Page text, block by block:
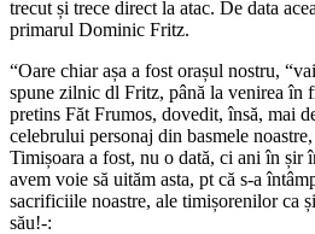
trecut și trece direct la atac. De data
primarul Dominic Fritz.
“Oare chiar așa a fost orașul nostru,
spune zilnic dl Fritz, până la venirea în
pretins Făt Frumos, dovedit, însă, mai
celebrului personaj din basmele
Timișoara a fost, nu o dată, ci ani în șir
avem voie să uităm asta, pt că s-a
sacrificiile noastre, ale timișorenilor ca
său!-: